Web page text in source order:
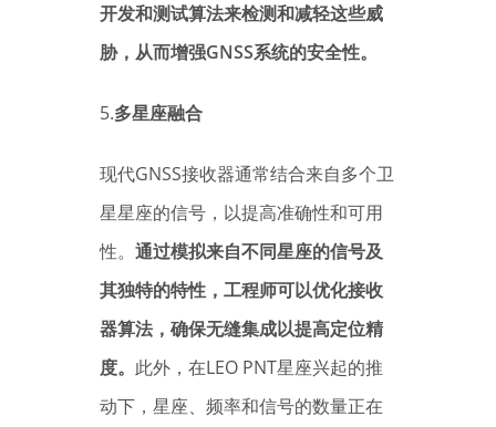
开发和测试算法来检测和减轻这些威
胁，从而增强GNSS系统的安全性。
5.多星座融合
现代GNSS接收器通常结合来自多个卫
星星座的信号，以提高准确性和可用
性。 通过模拟来自不同星座的信号及
其独特的特性，工程师可以优化接收
器算法，确保无缝集成以提高定位精
度。 此外，在LEO PNT星座兴起的推
动下，星座、频率和信号的数量正在